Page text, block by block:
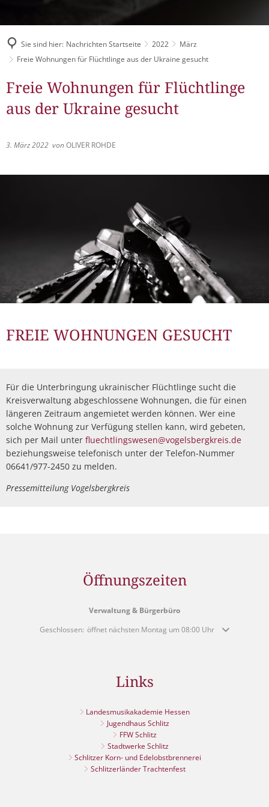
Konzertsaal LMAH
Schlitzer Geschichten
Sie sind hier: Nachrichten Startseite 2022
März
Freie Wohnungen für Flüchtlinge aus der Ukraine gesucht
Freie Wohnungen für Flüchtlinge
aus der Ukraine gesucht
3. März 2022 vonOLIVER ROHDE
FREIE WOHNUNGEN GESUCHT
Für die Unterbringung ukrainischer Flüchtlinge sucht die
Kreisverwaltung abgeschlossene Wohnungen, die für einen
längeren Zeitraum angemietet werden können. Wer eine
solche Wohnung zur Verfügung stellen kann, wird gebeten,
sich per Mail unter fluechtlingswesen@vogelsbergkreis.de
beziehungsweise telefonisch unter der Telefon-Nummer
06641/977-2450 zu melden.
Pressemitteilung Vogelsbergkreis
Öffnungszeiten
Verwaltung & Bürgerbüro
Klicken, um weitere Öffnungs- oder Schließzeiten auszublenden
Geschlossen: öffnet nächsten Montag um 08:00 Uhr
Links
Landesmusikakademie Hessen
Jugendhaus Schlitz
FFW Schlitz
Stadtwerke Schlitz
Schlitzer Korn- und Edelobstbrennerei
Schlitzerländer Trachtenfest